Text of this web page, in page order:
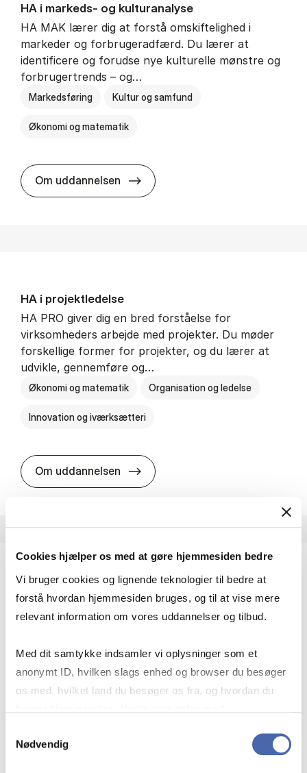
Cookies hjælper os med at gøre hjemmesiden bedre
Vi bruger cookies og lignende teknologier til bedre at
forstå hvordan hjemmesiden bruges, og til at vise mere
relevant information om vores uddannelser og tilbud.
Med dit samtykke indsamler vi oplysninger som et
anonymt ID, hvilken slags enhed og browser du besøger
os med, hvilket land du besøger os fra, og hvordan du
markedsføring. Du bestemmer selv - og kan altid trække
Nødvendig
HA i mar­keds- og kul­tu­r­a­na­ly­se
HA MAK lærer dig at forstå omskiftelighed i
markeder og forbrugeradfærd. Du lærer at
identificere og forudse nye kulturelle mønstre og
forbrugertrends – og…
Markedsføring Kultur og samfund
Økonomi og matematik
Om uddannelsen HA i mar­keds- og kul­tu­r­a­na­ly­se
HA i pro­jekt­le­del­se
HA PRO giver dig en bred forståelse for
virksomheders arbejde med projekter. Du møder
forskellige former for projekter, og du lærer at
udvikle, gennemføre og…
Økonomi og matematik Organisation og ledelse
Innovation og iværksætteri
Om uddannelsen HA i pro­jekt­le­del­se
HA(fil.) - erhvervs­økonomi og fi­lo­so­fi
virksomheder møder i vores komplekse verden.
effektivitet og…
Økonomi og matematik Kultur og samfund